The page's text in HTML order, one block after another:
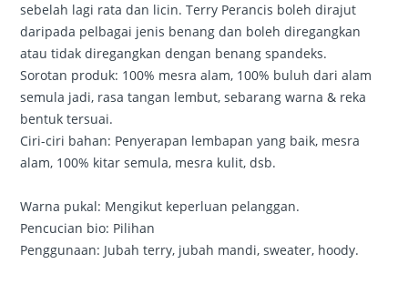
sebelah lagi rata dan licin. Terry Perancis boleh dirajut
daripada pelbagai jenis benang dan boleh diregangkan
atau tidak diregangkan dengan benang spandeks.
Sorotan produk: 100% mesra alam, 100% buluh dari alam
semula jadi, rasa tangan lembut, sebarang warna & reka
bentuk tersuai.
Ciri-ciri bahan: Penyerapan lembapan yang baik, mesra
alam, 100% kitar semula, mesra kulit, dsb.
Warna pukal: Mengikut keperluan pelanggan.
Pencucian bio: Pilihan
Penggunaan: Jubah terry, jubah mandi, sweater, hoody.